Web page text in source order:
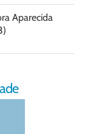
Aparecida